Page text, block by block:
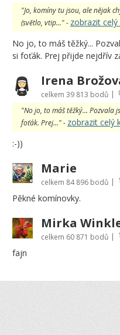
"Jo, komíny tu jsou, ale nějak
(světlo, vtip..." - zobrazit
No jo, to máš těžký...
si foťák. Prej přijde nejdřív
Irena
celkem 39 813 bodů |
"No jo, to máš těžký... Pozvala
foťák. Prej..." - zobrazit celý
:-))
Marie
celkem 84 896 bodů |
Pěkné komínovky.
Mirka
celkem 60 871 bodů |
fajn